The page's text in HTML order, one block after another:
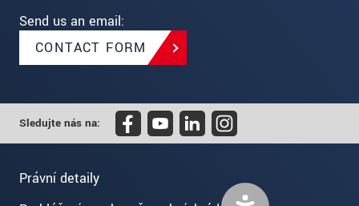
Send us an email:
CONTACT FORM
Sledujte nás na:
Právní detaily